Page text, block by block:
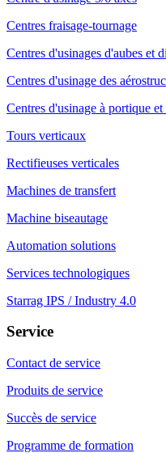
Centres fraisage-tournage
Centres d'usinages d'aubes et
Centres d'usinage des
Centres d'usinage à portique
Tours verticaux
Rectifieuses verticales
Machines de transfert
Machine biseautage
Automation solutions
Services technologiques
Starrag IPS / Industry 4.0
Service
Contact de service
Produits de service
Succès de service
Programme de formation